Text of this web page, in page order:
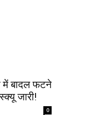
में बादल फटने
जारी!
0